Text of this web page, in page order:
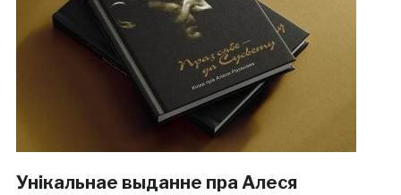
Унікальнае выданне пра Алеся